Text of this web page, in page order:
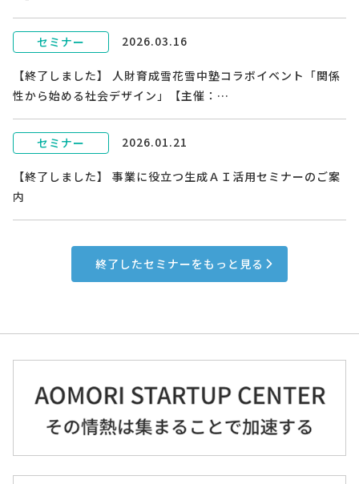
セミナー 2026.03.16
【終了しました】 人財育成雪花雪中塾コラボイベント「関係
性から始める社会デザイン」【主催：…
セミナー 2026.01.21
【終了しました】 事業に役立つ生成ＡＩ活用セミナーのご案
内
終了したセミナーをもっと見る